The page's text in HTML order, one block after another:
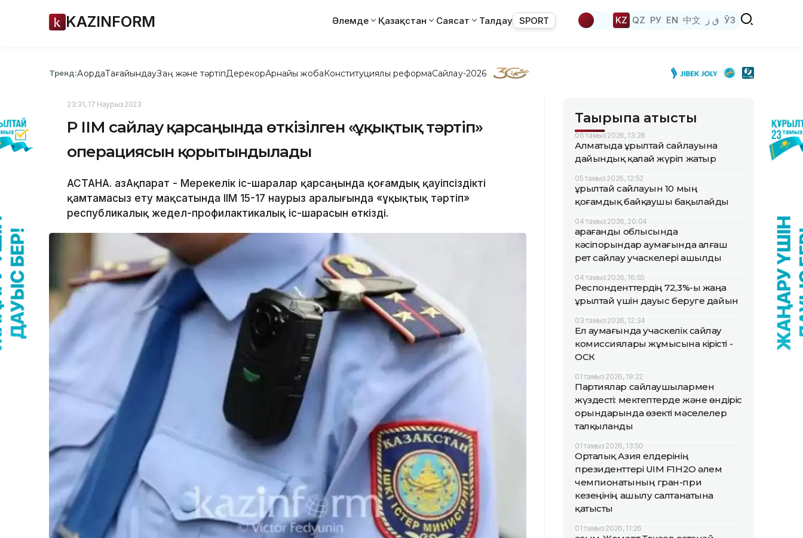
KAZINFORM Әлемде Қазақстан Саясат Талдау SPORT KZ QZ РУ EN 中文 ق ز ЎЗ
Тренд:АқордаТағайындауЗаң және тәртіпДерекқорАрнайы жобаКонституциялық реформаСайлау-2026
23:31, 17 Наурыз 2023
ҚР ІІМ сайлау қарсаңында өткізілген «Құқықтық тәртіп»
операциясын қорытындылады
АСТАНА. ҚазАқпарат - Мерекелік іс-шаралар қарсаңында қоғамдық қауіпсіздікті
қамтамасыз ету мақсатында ІІМ 15-17 наурыз аралығында «Құқықтық тәртіп»
республикалық жедел-профилактикалық іс-шарасын өткізді.
Тақырыпқа қатысты
06 тамыз 2026, 13:28
Алматыда Құрылтай сайлауына
дайындық қалай жүріп жатыр
05 тамыз 2026, 12:52
Құрылтай сайлауын 10 мың
қоғамдық байқаушы бақылайды
04 тамыз 2026, 20:04
Қарағанды облысында
кәсіпорындар аумағында алғаш
рет сайлау учаскелері ашылды
04 тамыз 2026, 16:55
Респонденттердің 72,3%-ы жаңа
Құрылтай үшін дауыс беруге дайын
03 тамыз 2026, 12:34
Ел аумағында учаскелік сайлау
комиссиялары жұмысына кірісті -
ОСК
01 тамыз 2026, 19:22
Партиялар сайлаушылармен
жүздесті: мектептерде және өндіріс
орындарында өзекті мәселелер
талқыланды
01 тамыз 2026, 13:50
Орталық Азия елдерінің
президенттері UIM F1H2O әлем
чемпионатының гран-при
кезеңінің ашылу салтанатына
қатысты
01 тамыз 2026, 11:26